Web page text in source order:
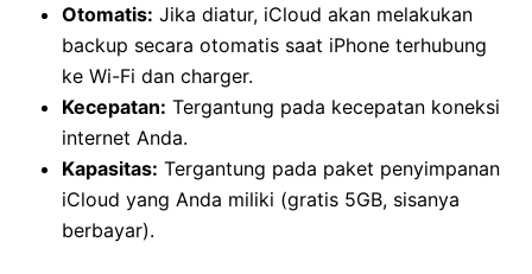
Otomatis: Jika diatur, iCloud akan melakukan
backup secara otomatis saat iPhone terhubung
ke Wi-Fi dan charger.
Kecepatan: Tergantung pada kecepatan koneksi
internet Anda.
Kapasitas: Tergantung pada paket penyimpanan
iCloud yang Anda miliki (gratis 5GB, sisanya
berbayar).